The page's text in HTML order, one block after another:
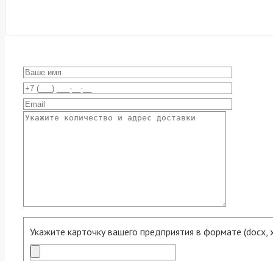
Укажите карточку вашего предприятия в формате (docx,